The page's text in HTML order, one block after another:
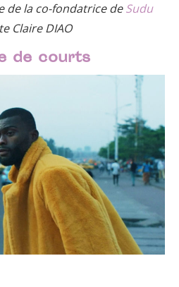
de la co-fondatrice deSudu
Claire DIAO
de courts